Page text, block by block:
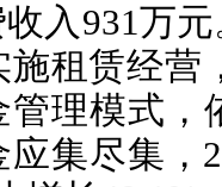
入931万
租赁经营
理模式，
集尽集，